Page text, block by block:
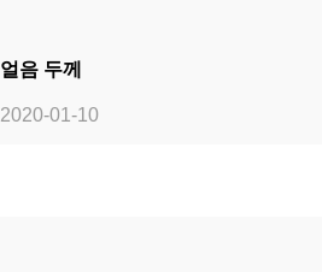
얼음 두께
2020-01-10